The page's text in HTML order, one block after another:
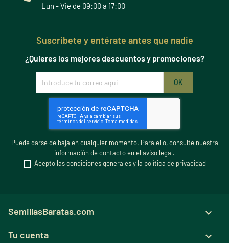
Lun - Vie de 09:00 a 17:00
Suscribete y entérate antes que nadie
¿Quieres los mejores descuentos y promociones?
Puede darse de baja en cualquier momento. Para ello, consulte nuestra
información de contacto en el aviso legal.
Acepto las condiciones generales y la política de privacidad
SemillasBaratas.com 
Tu cuenta 